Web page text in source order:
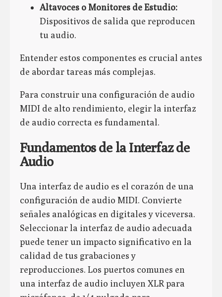
Altavoces o Monitores de Estudio:
Dispositivos de salida que reproducen
tu audio.
Entender estos componentes es crucial antes
de abordar tareas más complejas.
Para construir una configuración de audio
MIDI de alto rendimiento, elegir la interfaz
de audio correcta es fundamental.
Fundamentos de la Interfaz de
Audio
Una interfaz de audio es el corazón de una
configuración de audio MIDI. Convierte
señales analógicas en digitales y viceversa.
Seleccionar la interfaz de audio adecuada
puede tener un impacto significativo en la
calidad de tus grabaciones y
reproducciones. Los puertos comunes en
una interfaz de audio incluyen XLR para